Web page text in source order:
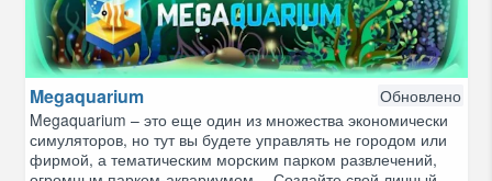
Megaquarium
Обновлено
Megaquarium – это еще один из множества экономически
симуляторов, но тут вы будете управлять не городом или
фирмой, а тематическим морским парком развлечений,